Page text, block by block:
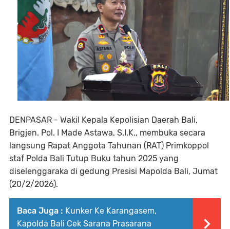
DENPASAR - Wakil Kepala Kepolisian Daerah Bali,
Brigjen. Pol. I Made Astawa, S.I.K., membuka secara
langsung Rapat Anggota Tahunan (RAT) Primkoppol
staf Polda Bali Tutup Buku tahun 2025 yang
diselenggaraka di gedung Presisi Mapolda Bali, Jumat
(20/2/2026).
Baca Juga : Kunker Ke Karangasem,
Kapolda Bali Cek Sarana Prasarana